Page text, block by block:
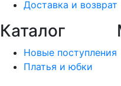
Доставка и возврат
Каталог
Новые поступления
Платья и юбки